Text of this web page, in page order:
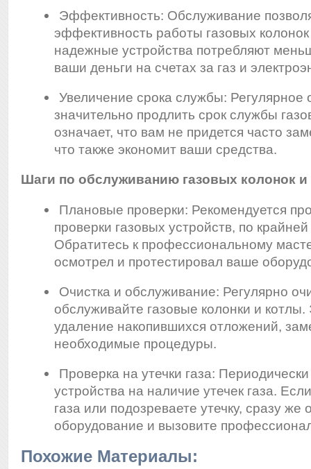
Эффективность: Обслуживание
эффективность работы газовых
надежные устройства потребляют
ваши деньги на счетах за газ и
Увеличение срока службы:
значительно продлить срок службы
означает, что вам не придется часто
что также экономит ваши средства.
Шаги по обслуживанию газовых колонок и
Плановые проверки: Рекомендуется
проверки газовых устройств, по
Обратитесь к профессиональному
осмотрел и протестировал ваше
Очистка и обслуживание: Регулярно
обслуживайте газовые колонки и
удаление накопившихся отложений,
необходимые процедуры.
Проверка на утечки газа:
устройства на наличие утечек газа.
газа или подозреваете утечку, сразу же
оборудование и вызовите
Похожие Материалы: